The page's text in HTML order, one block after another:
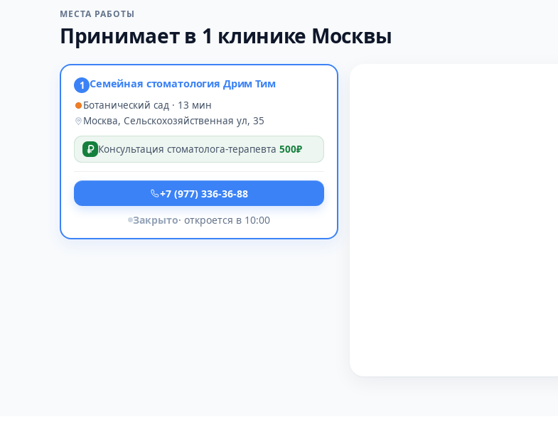
МЕСТА РАБОТЫ
Принимает в 1 клинике Москвы
1 Семейная стоматология Дрим Тим
Ботанический сад · 13 мин
Москва, Сельскохозяйственная ул, 35
Консультация стоматолога-терапевта 500₽
+7 (977) 336-36-88
Закрыто· откроется в 10:00